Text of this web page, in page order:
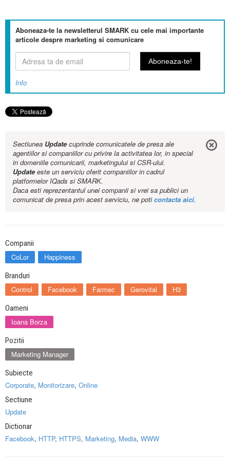
Aboneaza-te la newsletterul SMARK cu cele mai importante
articole despre marketing si comunicare
Info
Sectiunea Updatecuprinde comunicatele de presa ale
agentiilor si companiilor cu privire la activitatea lor, in special
in domeniile comunicarii, marketingului si CSR-ului.
Updateeste un serviciu oferit companiilor in cadrul
platformelor IQads si SMARK.
Daca esti reprezentantul unei companii si vrei sa publici un
comunicat de presa prin acest serviciu, ne poticontacta aici.
Companii
CoLor Happiness
Branduri
Control Facebook Farmec Gerovital H3
Oameni
Ioana Borza
Pozitii
Marketing Manager
Subiecte
Corporate, Monitorizare, Online
Sectiune
Update
Dictionar
Facebook, HTTP, HTTPS, Marketing, Media, WWW